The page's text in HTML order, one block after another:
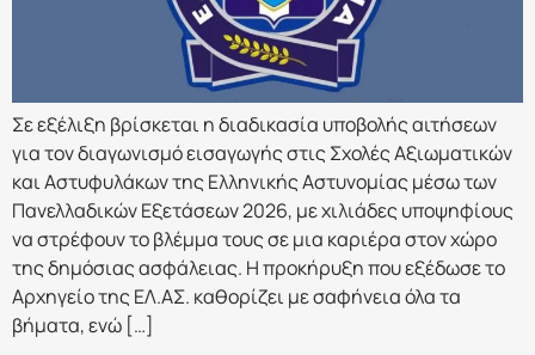
Σε εξέλιξη βρίσκεται η διαδικασία υποβολής αιτήσεων
για τον διαγωνισμό εισαγωγής στις Σχολές Αξιωματικών
και Αστυφυλάκων της Ελληνικής Αστυνομίας μέσω των
Πανελλαδικών Εξετάσεων 2026, με χιλιάδες υποψηφίους
να στρέφουν το βλέμμα τους σε μια καριέρα στον χώρο
της δημόσιας ασφάλειας. Η προκήρυξη που εξέδωσε το
Αρχηγείο της ΕΛ.ΑΣ. καθορίζει με σαφήνεια όλα τα
βήματα, ενώ […]